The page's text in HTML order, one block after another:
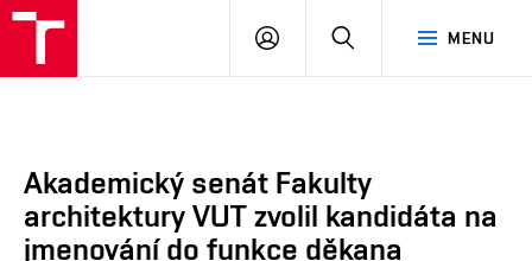
MENU
PŘIHLÁSIT
Akademický senát Fakulty
architektury VUT zvolil kandidáta na
jmenování do funkce děkana